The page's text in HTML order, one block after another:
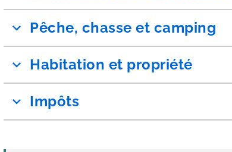
Pêche, chasse et camping
Habitation et propriété
Impôts